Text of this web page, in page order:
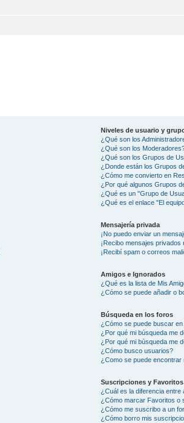
Niveles de usuario y
¿Qué son los
¿Qué son los
¿Qué son los Grupos de
¿Donde están los Grupos
¿Cómo me convierto en
¿Por qué algunos Grupos
¿Qué es un "Grupo de
¿Qué es el enlace "El
Mensajería privada
¡No puedo enviar un
¡Recibo mensajes privados
¡Recibí spam o correos
Amigos e Ignorados
¿Qué es la lista de Mis
¿Cómo se puede añadir o
Búsqueda en los foros
¿Cómo se puede buscar
¿Por qué mi búsqueda me
¿Por qué mi búsqueda me
¿Cómo busco usuarios?
¿Como se puede
Suscripciones y Favoritos
¿Cuál es la diferencia
¿Cómo marcar Favoritos o
¿Cómo me suscribo a un
¿Cómo borro mis